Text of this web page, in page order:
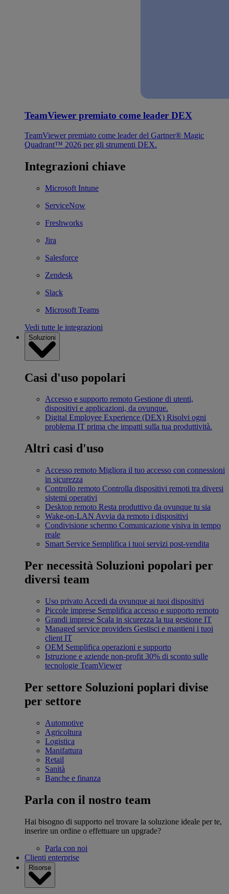
TeamViewer premiato come leader DEX
TeamViewer premiato come leader del Gartner® Magic
Quadrant™ 2026 per gli strumenti DEX.
Integrazioni chiave
Microsoft Intune
ServiceNow
Freshworks
Jira
Salesforce
Zendesk
Slack
Microsoft Teams
Vedi tutte le integrazioni
Soluzioni
Casi d'uso popolari
Accesso e supporto remoto Gestione di utenti,
dispositivi e applicazioni, da ovunque.
Digital Employee Experience (DEX) Risolvi ogni
problema IT prima che impatti sulla tua produttività.
Altri casi d'uso
Accesso remoto Migliora il tuo accesso con connessioni
in sicurezza
Controllo remoto Controlla dispositivi remoti tra diversi
sistemi operativi
Desktop remoto Resta produttivo da ovunque tu sia
Wake-on-LAN Avvia da remoto i dispositivi
Condivisione schermo Comunicazione visiva in tempo
reale
Smart Service Semplifica i tuoi servizi post-vendita
Per necessità Soluzioni popolari per
diversi team
Uso privato Accedi da ovunque ai tuoi dispositivi
Piccole imprese Semplifica accesso e supporto remoto
Grandi imprese Scala in sicurezza la tua gestione IT
Managed service providers Gestisci e mantieni i tuoi
client IT
OEM Semplifica operazioni e supporto
Istruzione e aziende non-profit 30% di sconto sulle
tecnologie TeamViewer
Per settore Soluzioni poplari divise
per settore
Automotive
Agricoltura
Logistica
Manifattura
Retail
Sanità
Banche e finanza
Parla con il nostro team
Hai bisogno di supporto nel trovare la soluzione ideale per te,
inserire un ordine o effettuare un upgrade?
Parla con noi
Clienti enterprise
Risorse